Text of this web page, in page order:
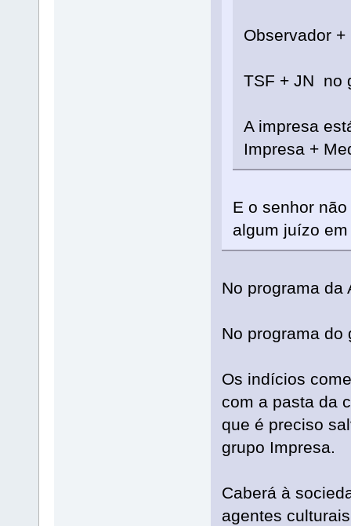
Observador +
TSF + JN no
A impresa
Impresa +
E o senhor
algum juízo
No programa da
No programa do
Os indícios
com a pasta da
que é preciso
grupo Impresa.
Caberá à
agentes